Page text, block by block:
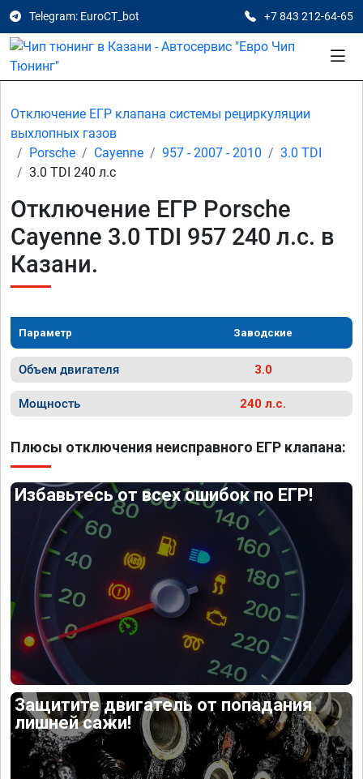
Telegram: EuroCT_bot +7 843 212-64-65
Отключение ЕГР клапана системы рециркуляции
выхлопных газов
Porsche
Cayenne 957 - 2007 - 2010
3.0 TDI
3.0 TDI 240 л.с
Отключение ЕГР Porsche
Cayenne 3.0 TDI 957 240 л.с. в
Казани.
Параметр Заводские
Объем двигателя 3.0
Мощность 240 л.с.
Плюсы отключения неисправного ЕГР клапана:
Избавьтесь от всех ошибок по ЕГР!
Защитите двигатель от попадания
лишней сажи!